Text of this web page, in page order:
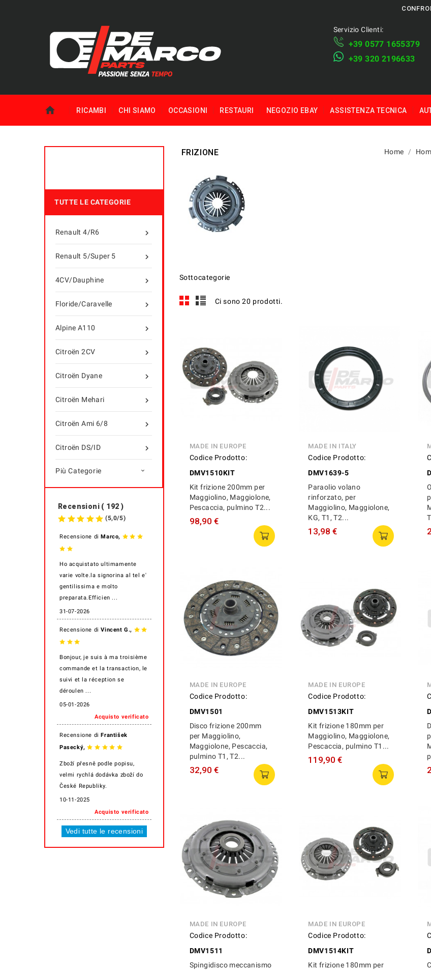
Servizio Clienti:
+39 ​​0577 1655379
​+39 320 2196633
RICAMBI CHI SIAMO OCCASIONI RESTAURI NEGOZIO EBAY ASSISTENZA TECNICA
TUTTE LE CATEGORIE

Renault 4/R6

Renault 5/Super 5

4CV/Dauphine

Floride/Caravelle

Alpine A110

Citroën 2CV

Citroën Dyane

Citroën Mehari

Citroën Ami 6/8

Citroën DS/ID
Più Categorie 
Recensioni ( 192 )
(5,0/5)
Recensione diMarco,
Ho acquistato ultimamente
varie volte.la signorina al tel e'
gentilissima e molto
preparata.Efficien ...
31-07-2026
Recensione diVincent G.,
Bonjour, je suis à ma troisième
commande et la transaction, le
suivi et la réception se
déroulen ...
05-01-2026
Acquisto verificato
Recensione diFrantišek
Pasecký,
Zboží přesně podle popisu,
velmi rychlá dodávka zboží do
České Republiky.
10-11-2025
Acquisto verificato
Vedi tutte le recensioni
FRIZIONE Home
Sottocategorie
Ci sono 20 prodotti.
MADE IN EUROPE
Codice Prodotto:
DMV1510KIT
Kit frizione 200mm per
Maggiolino, Maggiolone,
Pescaccia, pulmino T2...
98,90 €
MADE IN ITALY
Codice Prodotto:
DMV1639-5
Paraolio volano
rinforzato, per
Maggiolino, Maggiolone,
KG, T1, T2...
13,98 €
MADE IN EUROPE
Codice Prodotto:
DMV1501
Disco frizione 200mm
per Maggiolino,
Maggiolone, Pescaccia,
pulmino T1, T2...
32,90 €
MADE IN EUROPE
Codice Prodotto:
DMV1513KIT
Kit frizione 180mm per
Maggiolino, Maggiolone,
Pescaccia, pulmino T1...
119,90 €
MADE IN EUROPE
Codice Prodotto:
DMV1511
Spingidisco meccanismo
MADE IN EUROPE
Codice Prodotto:
DMV1514KIT
Kit frizione 180mm per